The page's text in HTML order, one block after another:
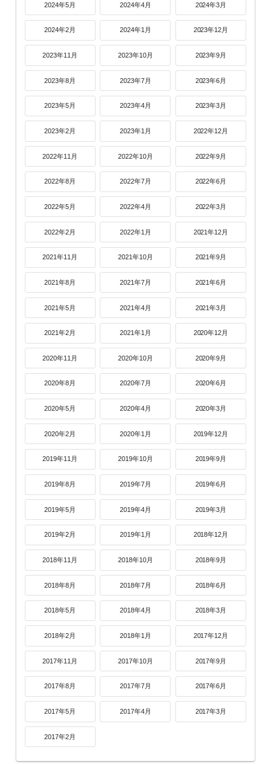
2024年5月 2024年4月 2024年3月
2024年2月 2024年1月 2023年12月
2023年11月 2023年10月 2023年9月
2023年8月 2023年7月 2023年6月
2023年5月 2023年4月 2023年3月
2023年2月 2023年1月 2022年12月
2022年11月 2022年10月 2022年9月
2022年8月 2022年7月 2022年6月
2022年5月 2022年4月 2022年3月
2022年2月 2022年1月 2021年12月
2021年11月 2021年10月 2021年9月
2021年8月 2021年7月 2021年6月
2021年5月 2021年4月 2021年3月
2021年2月 2021年1月 2020年12月
2020年11月 2020年10月 2020年9月
2020年8月 2020年7月 2020年6月
2020年5月 2020年4月 2020年3月
2020年2月 2020年1月 2019年12月
2019年11月 2019年10月 2019年9月
2019年8月 2019年7月 2019年6月
2019年5月 2019年4月 2019年3月
2019年2月 2019年1月 2018年12月
2018年11月 2018年10月 2018年9月
2018年8月 2018年7月 2018年6月
2018年5月 2018年4月 2018年3月
2018年2月 2018年1月 2017年12月
2017年11月 2017年10月 2017年9月
2017年8月 2017年7月 2017年6月
2017年5月 2017年4月 2017年3月
2017年2月